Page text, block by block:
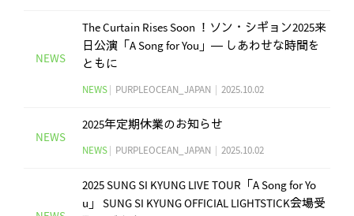
NEWS
The Curtain Rises Soon ！ソン・シギョン2025来
日公演「A Song for You」― しあわせな時間を
ともに
NEWS PURPLEOCEAN_JAPAN 2025.10.02
NEWS
2025年定期休業のお知らせ
NEWS PURPLEOCEAN_JAPAN 2025.10.02
2025 SUNG SI KYUNG LIVE TOUR「A Song for Yo
u」 SUNG SI KYUNG OFFICIAL LIGHTSTICK会場受